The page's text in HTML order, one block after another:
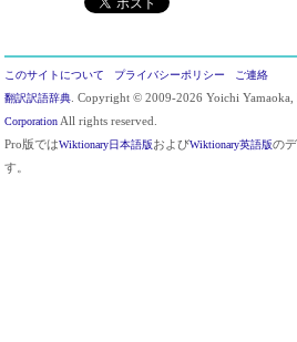
このサイトについて プライバシーポリシー
ご連絡
翻訳訳語辞典 . Copyright © 2009-2026 Yoichi Yamaoka,
Corporation All rights reserved.
Pro版ではWiktionary日本語版およびWiktionary英語版の
す。